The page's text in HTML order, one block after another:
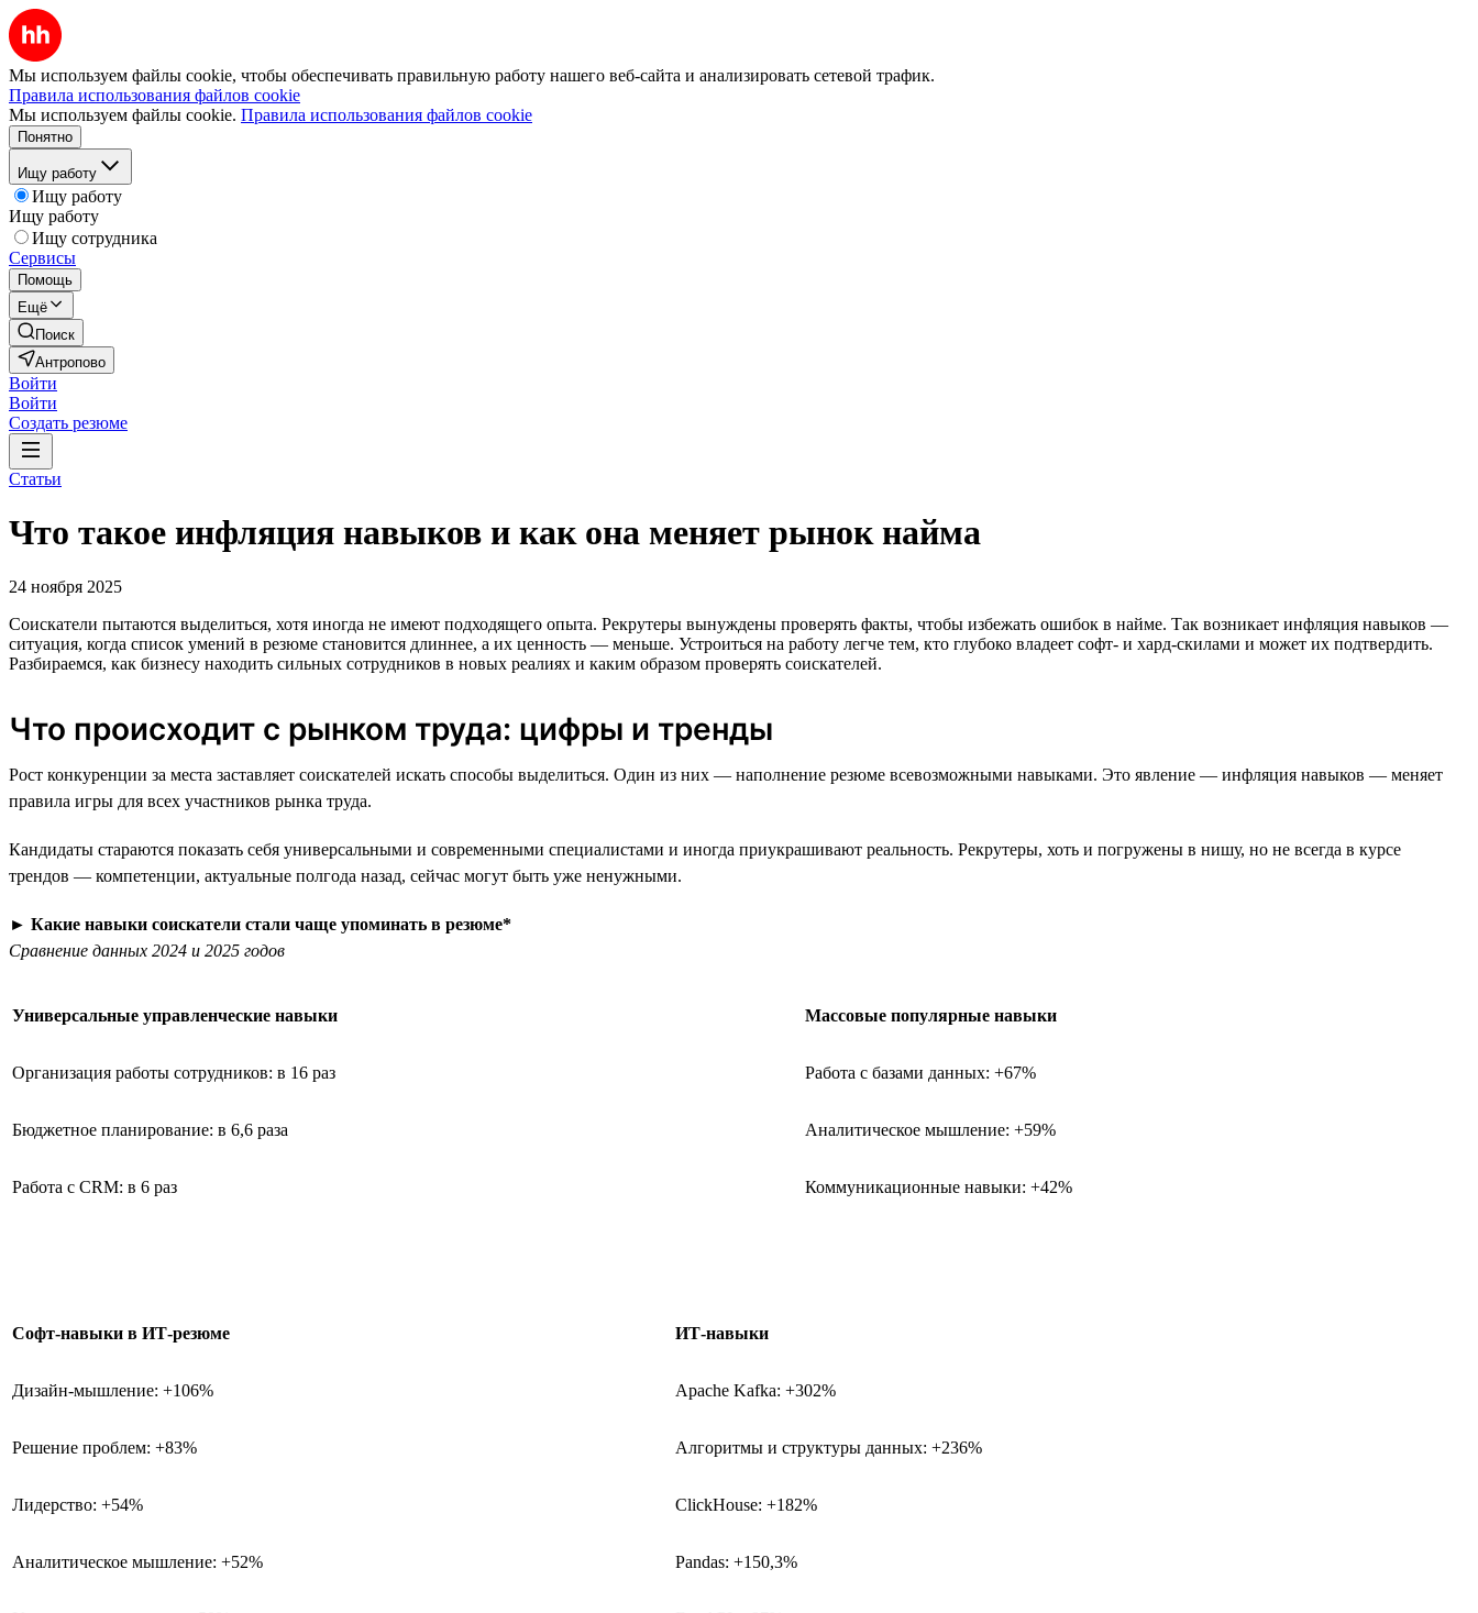
Мы используем файлы cookie, чтобы обеспечивать правильную работу нашего веб-сайта и анализировать сетевой трафик.
Правила использования файлов cookie
Мы используем файлы cookie. Правила использования файлов cookie
Понятно
Ищу работу
Ищу работу
Ищу работу
Ищу сотрудника
Сервисы
Помощь
Ещё
Поиск
Антропово
Войти
Войти
Создать резюме
Статьи
Что такое инфляция навыков и как она меняет рынок найма
24 ноября 2025
Соискатели пытаются выделиться, хотя иногда не имеют подходящего опыта. Рекрутеры вынуждены проверять факты, чтобы избежать ошибок в найме. Так возникает инфляция навыков —
ситуация, когда список умений в резюме становится длиннее, а их ценность — меньше. Устроиться на работу легче тем, кто глубоко владеет софт- и хард-скилами и может их подтвердить.
Разбираемся, как бизнесу находить сильных сотрудников в новых реалиях и каким образом проверять соискателей.
Что происходит с рынком труда: цифры и тренды
Рост конкуренции за места заставляет соискателей искать способы выделиться. Один из них — наполнение резюме всевозможными навыками. Это явление — инфляция навыков — меняет
правила игры для всех участников рынка труда.
Кандидаты стараются показать себя универсальными и современными специалистами и иногда приукрашивают реальность. Рекрутеры, хоть и погружены в нишу, но не всегда в курсе
трендов — компетенции, актуальные полгода назад, сейчас могут быть уже ненужными.
► Какие навыки соискатели стали чаще упоминать в резюме*
Сравнение данных 2024 и 2025 годов
Универсальные управленческие навыки Массовые популярные навыки
Организация работы сотрудников: в 16 раз Работа с базами данных: +67%
Бюджетное планирование: в 6,6 раза Аналитическое мышление: +59%
Работа с CRM: в 6 раз Коммуникационные навыки: +42%
Софт-навыки в ИТ-резюме ИТ-навыки
Дизайн-мышление: +106% Apache Kafka: +302%
Решение проблем: +83% Алгоритмы и структуры данных: +236%
Лидерство: +54% ClickHouse: +182%
Аналитическое мышление: +52% Pandas: +150,3%